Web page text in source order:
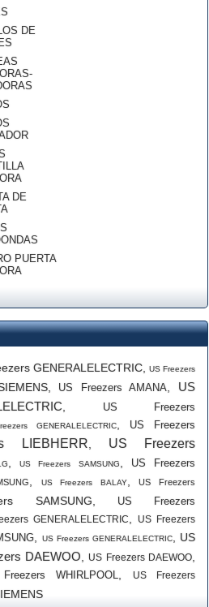
DE
DE
PUERTA
GENERALELECTRIC, US Freezers
, US Freezers AMANA
US
US Freezers
GENERALELECTRIC
US Freezers
LIEBHERR
US Freezers
US Freezers SAMSUNG
US Freezers
US Freezers BALAY,US Freezers
SAMSUNG
US Freezers
GENERALELECTRIC
US Freezers
US Freezers GENERALELECTRIC, US
DAEWOO ,US Freezers DAEWOO
WHIRLPOOL
US Freezers